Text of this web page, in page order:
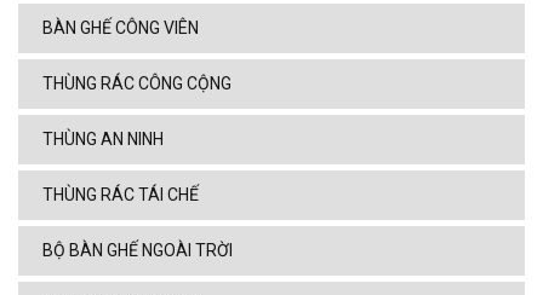
BÀN GHẾ CÔNG VIÊN
THÙNG RÁC CÔNG CỘNG
THÙNG AN NINH
THÙNG RÁC TÁI CHẾ
BỘ BÀN GHẾ NGOÀI TRỜI